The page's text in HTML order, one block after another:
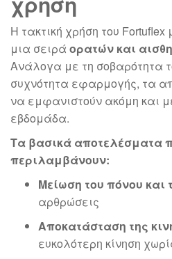
Η τακτική χρήση του
μια σειρά ορατών και
Ανάλογα με τη σοβαρότητα
συχνότητα εφαρμογής, τα
να εμφανιστούν ακόμη και
εβδομάδα.
Τα βασικά αποτελέσματα
περιλαμβάνουν:
Μείωση του πόνου και
αρθρώσεις
Αποκατάσταση της
ευκολότερη κίνηση